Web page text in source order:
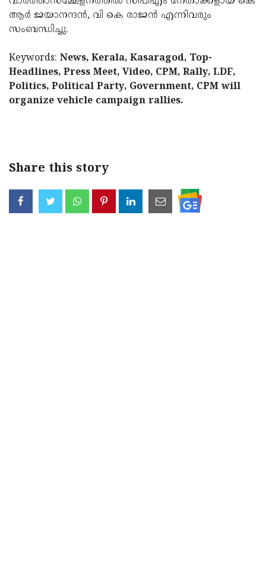
ആര്‍ ജയാനന്ദന്‍, വി കെ രാജന്‍ എന്നിവരും
സംബന്ധിച്ചു.
Keywords: News, Kerala, Kasaragod, Top-
Headlines, Press Meet, Video, CPM, Rally, LDF,
Politics, Political Party, Government, CPM will
organize vehicle campaign rallies.
Share this story